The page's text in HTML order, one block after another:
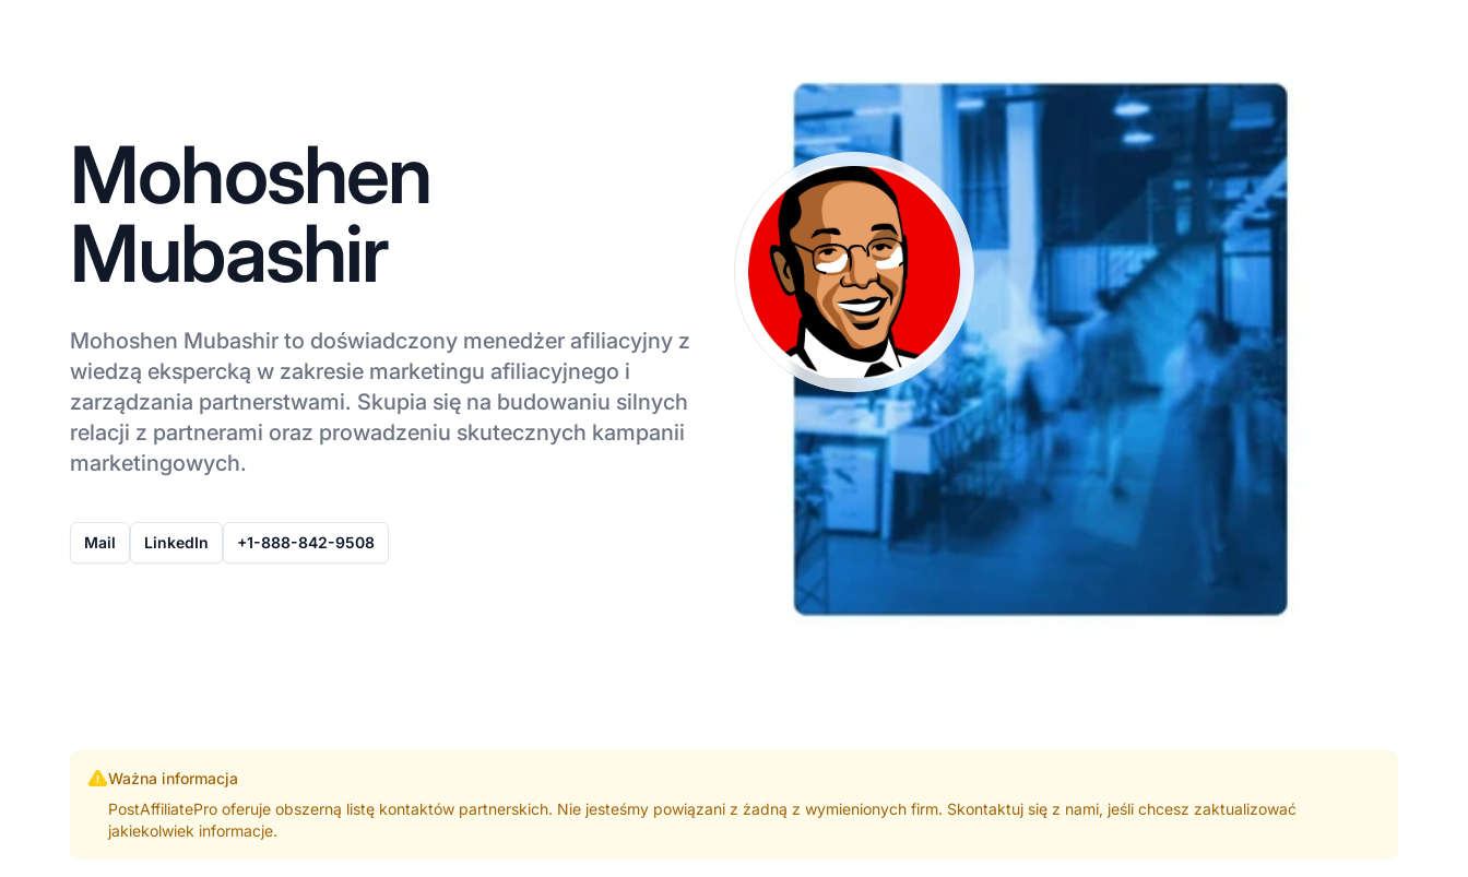
Mohoshen
Mubashir
Mohoshen Mubashir to doświadczony menedżer afiliacyjny z
wiedzą ekspercką w zakresie marketingu afiliacyjnego i
zarządzania partnerstwami. Skupia się na budowaniu silnych
relacji z partnerami oraz prowadzeniu skutecznych kampanii
marketingowych.
Mail LinkedIn +1-888-842-9508
Ważna informacja
PostAffiliatePro oferuje obszerną listę kontaktów partnerskich. Nie jesteśmy powiązani z żadną z wymienionych firm. Skontaktuj się z nami, jeśli chcesz zaktualizować
jakiekolwiek informacje.